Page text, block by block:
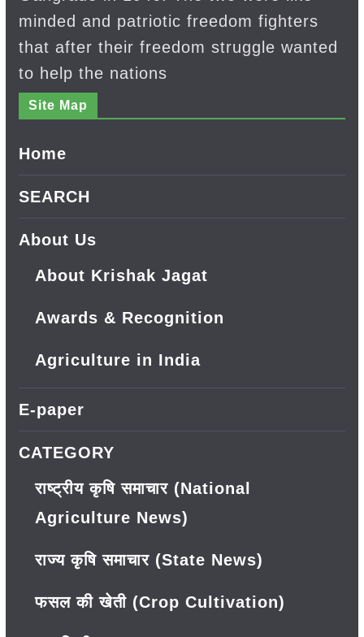
minded and patriotic freedom fighters
that after their freedom struggle wanted
to help the nations
Site Map
Home
SEARCH
About Us
About Krishak Jagat
Awards & Recognition
Agriculture in India
E-paper
CATEGORY
राष्ट्रीय कृषि समाचार (National
Agriculture News)
राज्य कृषि समाचार (State News)
फसल की खेती (Crop Cultivation)